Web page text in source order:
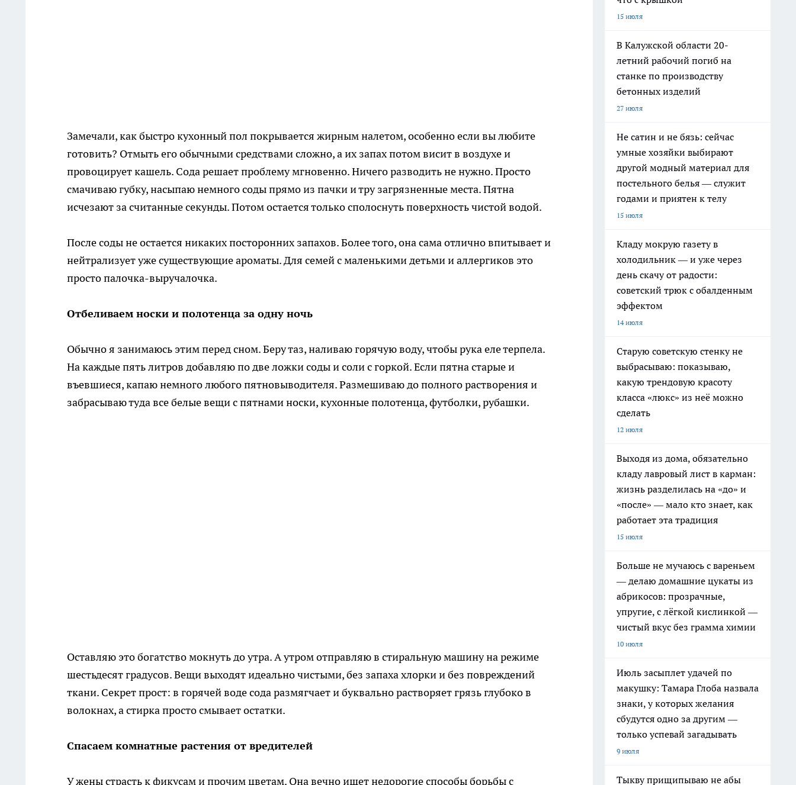
Замечали, как быстро кухонный пол покрывается жирным налетом, особенно если вы любите
готовить? Отмыть его обычными средствами сложно, а их запах потом висит в воздухе и
провоцирует кашель. Сода решает проблему мгновенно. Ничего разводить не нужно. Просто
смачиваю губку, насыпаю немного соды прямо из пачки и тру загрязненные места. Пятна
исчезают за считанные секунды. Потом остается только сполоснуть поверхность чистой водой.
После соды не остается никаких посторонних запахов. Более того, она сама отлично впитывает и
нейтрализует уже существующие ароматы. Для семей с маленькими детьми и аллергиков это
просто палочка-выручалочка.
Отбеливаем носки и полотенца за одну ночь
Обычно я занимаюсь этим перед сном. Беру таз, наливаю горячую воду, чтобы рука еле терпела.
На каждые пять литров добавляю по две ложки соды и соли с горкой. Если пятна старые и
въевшиеся, капаю немного любого пятновыводителя. Размешиваю до полного растворения и
забрасываю туда все белые вещи с пятнами носки, кухонные полотенца, футболки, рубашки.
Оставляю это богатство мокнуть до утра. А утром отправляю в стиральную машину на режиме
шестьдесят градусов. Вещи выходят идеально чистыми, без запаха хлорки и без повреждений
ткани. Секрет прост: в горячей воде сода размягчает и буквально растворяет грязь глубоко в
волокнах, а стирка просто смывает остатки.
Спасаем комнатные растения от вредителей
У жены страсть к фикусам и прочим цветам. Она вечно ищет недорогие способы борьбы с
15 июля
В Калужской области 20-
летний рабочий погиб на
станке по производству
бетонных изделий
27 июля
Не сатин и не бязь: сейчас
умные хозяйки выбирают
другой модный материал для
постельного белья — служит
годами и приятен к телу
15 июля
Кладу мокрую газету в
холодильник — и уже через
день скачу от радости:
советский трюк с обалденным
эффектом
14 июля
Старую советскую стенку не
выбрасываю: показываю,
какую трендовую красоту
класса «люкс» из неё можно
сделать
12 июля
Выходя из дома, обязательно
кладу лавровый лист в карман:
жизнь разделилась на «до» и
«после» — мало кто знает, как
работает эта традиция
15 июля
Больше не мучаюсь с вареньем
— делаю домашние цукаты из
абрикосов: прозрачные,
упругие, с лёгкой кислинкой —
чистый вкус без грамма химии
10 июля
Июль засыплет удачей по
макушку: Тамара Глоба назвала
знаки, у которых желания
сбудутся одно за другим —
только успевай загадывать
9 июля
Тыкву прищипываю не абы